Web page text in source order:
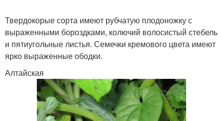
Твердокорые сорта имеют рубчатую плодоножку с
выраженными бороздками, колючий волосистый стебель
и пятиугольные листья. Семечки кремового цвета имеют
ярко выраженные ободки.
Алтайская